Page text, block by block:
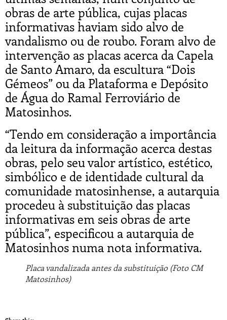
obras de arte pública, cujas placas
informativas haviam sido alvo de
vandalismo ou de roubo. Foram alvo de
intervenção as placas acerca da Capela
de Santo Amaro, da escultura “Dois
Gémeos” ou da Plataforma e Depósito
de Água do Ramal Ferroviário de
Matosinhos.
“Tendo em consideração a importância
da leitura da informação acerca destas
obras, pelo seu valor artístico, estético,
simbólico e de identidade cultural da
comunidade matosinhense, a autarquia
procedeu à substituição das placas
informativas em seis obras de arte
pública”, especificou a autarquia de
Matosinhos numa nota informativa.
Placa vandalizada antes da substituição (Foto CM
Matosinhos)